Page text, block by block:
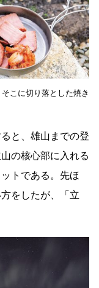
こに切り落とした焼き
と、雄山までの登
の核心部に入れる
トである。先ほ
をしたが、「立